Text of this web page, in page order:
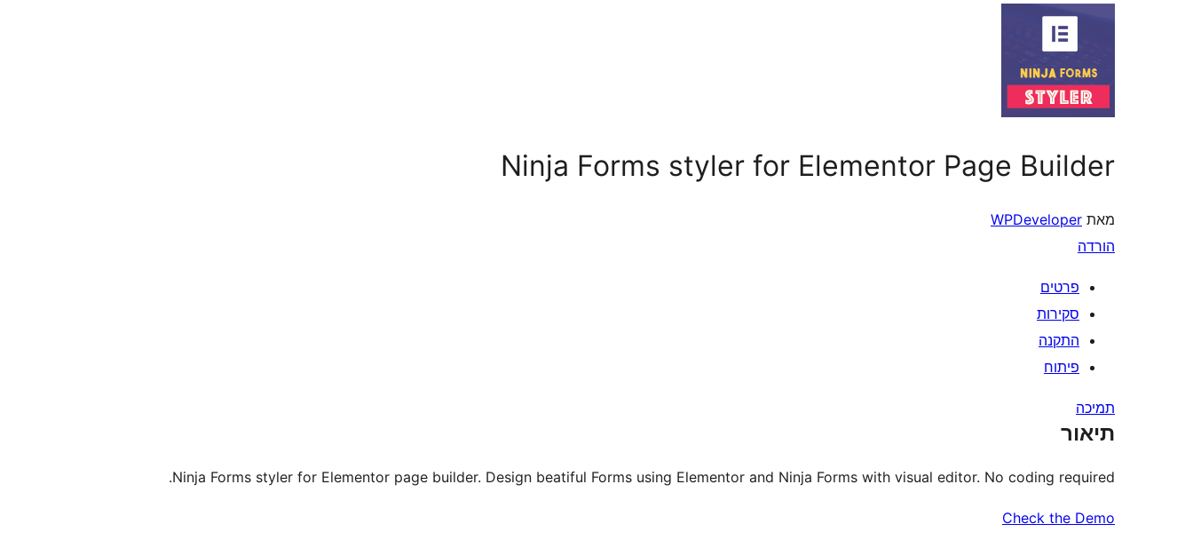
Ninja Forms styler for Elementor Page Builder
מאת WPDeveloper
הורדה
פרטים
סקירות
התקנה
פיתוח
תמיכה
תיאור
Ninja Forms styler for Elementor page builder. Design beatiful Forms using Elementor and Ninja Forms with visual editor. No coding required.
Check the Demo